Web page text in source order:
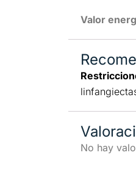
Valor
No hay